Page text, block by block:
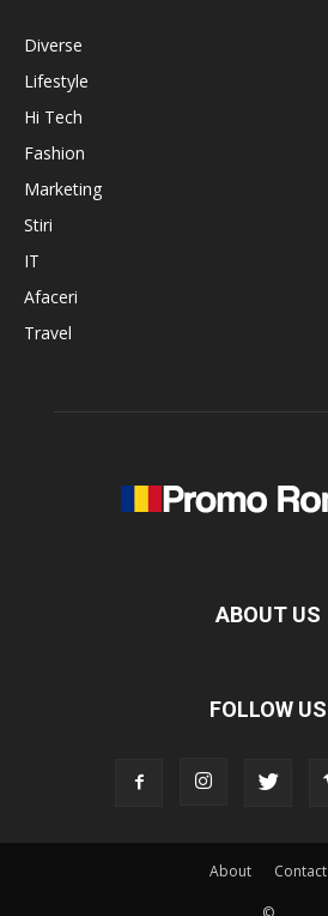
Diverse
Lifestyle
Hi Tech
Fashion
Marketing
Stiri
IT
Afaceri
Travel
ABOUT US
FOLLOW US
About Contact